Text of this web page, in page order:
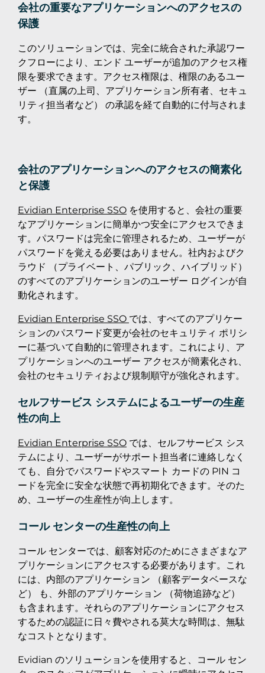
会社の重要なアプリケーションへのアクセスの
保護
このソリューションでは、完全に統合された承認ワー
クフローにより、エンド ユーザーが追加のアクセス権
限を要求できます。アクセス権限は、権限のあるユー
ザー （直属の上司、アプリケーション所有者、セキュ
リティ担当者など） の承認を経て自動的に付与されま
す。
会社のアプリケーションへのアクセスの簡素化
と保護
Evidian Enterprise SSO を使用すると、会社の重要
なアプリケーションに簡単かつ安全にアクセスできま
す。パスワードは完全に管理されるため、ユーザーが
パスワードを覚える必要はありません。社内およびク
ラウド （プライベート、パブリック、ハイブリッド）
のすべてのアプリケーションのユーザー ログインが自
動化されます。
Evidian Enterprise SSO では、すべてのアプリケー
ションのパスワード変更が会社のセキュリティ ポリシ
ーに基づいて自動的に管理されます。これにより、ア
プリケーションへのユーザー アクセスが簡素化され、
会社のセキュリティおよび規制順守が強化されます。
セルフサービス システムによるユーザーの生産
性の向上
Evidian Enterprise SSO では、セルフサービス シス
テムにより、ユーザーがサポート担当者に連絡しなく
ても、自分でパスワードやスマート カードの PIN コ
ードを完全に安全な状態で再初期化できます。そのた
め、ユーザーの生産性が向上します。
コール センターの生産性の向上
コール センターでは、顧客対応のためにさまざまなア
プリケーションにアクセスする必要があります。これ
には、内部のアプリケーション （顧客データベースな
ど） も、外部のアプリケーション （荷物追跡など）
も含まれます。それらのアプリケーションにアクセス
するための認証に日々費やされる莫大な時間は、無駄
なコストとなります。
Evidian のソリューションを使用すると、コール セン